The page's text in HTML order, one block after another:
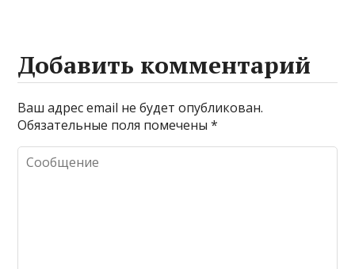
Добавить комментарий
Ваш адрес email не будет опубликован.
Обязательные поля помечены*